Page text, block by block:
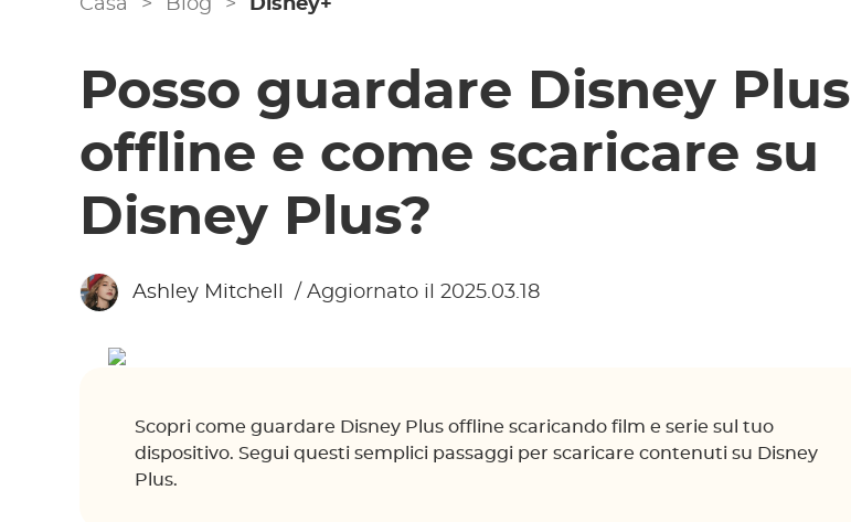
Casa > Blog > Disney+
Posso guardare Disney Plus
offline e come scaricare su
Disney Plus?
Ashley Mitchell / Aggiornato il 2025.03.18
Scopri come guardare Disney Plus offline scaricando film e serie sul tuo
dispositivo. Segui questi semplici passaggi per scaricare contenuti su Disney
Plus.